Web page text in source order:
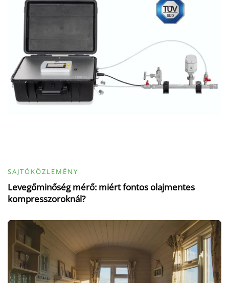
SAJTÓKÖZLEMÉNY
Levegőminőség mérő: miért fontos olajmentes
kompresszoroknál?